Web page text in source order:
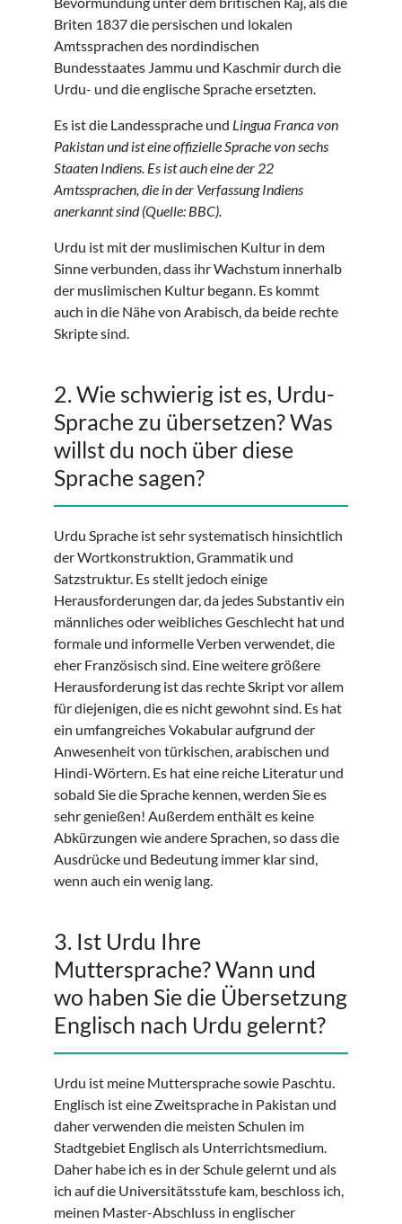
Briten 1837 die persischen und lokalen
Amtssprachen des nordindischen
Bundesstaates Jammu und Kaschmir durch die
Urdu- und die englische Sprache ersetzten.
Es ist die Landessprache und Lingua Francavon
Pakistan und ist eine offizielle Sprache von sechs
Staaten Indiens. Es ist auch eine der 22
Amtssprachen, die in der Verfassung Indiens
anerkannt sind (Quelle: BBC).
Urdu ist mit der muslimischen Kultur in dem
Sinne verbunden, dass ihr Wachstum innerhalb
der muslimischen Kultur begann. Es kommt
auch in die Nähe von Arabisch, da beide rechte
Skripte sind.
2. Wie schwierig ist es, Urdu-
Sprache zu übersetzen? Was
willst du noch über diese
Sprache sagen?
Urdu Sprache ist sehr systematisch hinsichtlich
der Wortkonstruktion, Grammatik und
Satzstruktur. Es stellt jedoch einige
Herausforderungen dar, da jedes Substantiv ein
männliches oder weibliches Geschlecht hat und
formale und informelle Verben verwendet, die
eher Französisch sind. Eine weitere größere
Herausforderung ist das rechte Skript vor allem
für diejenigen, die es nicht gewohnt sind. Es hat
ein umfangreiches Vokabular aufgrund der
Anwesenheit von türkischen, arabischen und
Hindi-Wörtern. Es hat eine reiche Literatur und
sobald Sie die Sprache kennen, werden Sie es
sehr genießen! Außerdem enthält es keine
Abkürzungen wie andere Sprachen, so dass die
Ausdrücke und Bedeutung immer klar sind,
wenn auch ein wenig lang.
3. Ist Urdu Ihre
Muttersprache? Wann und
wo haben Sie die Übersetzung
Englisch nach Urdu gelernt?
Urdu ist meine Muttersprache sowie Paschtu.
Englisch ist eine Zweitsprache in Pakistan und
daher verwenden die meisten Schulen im
Stadtgebiet Englisch als Unterrichtsmedium.
Daher habe ich es in der Schule gelernt und als
ich auf die Universitätsstufe kam, beschloss ich,
meinen Master-Abschluss in englischer